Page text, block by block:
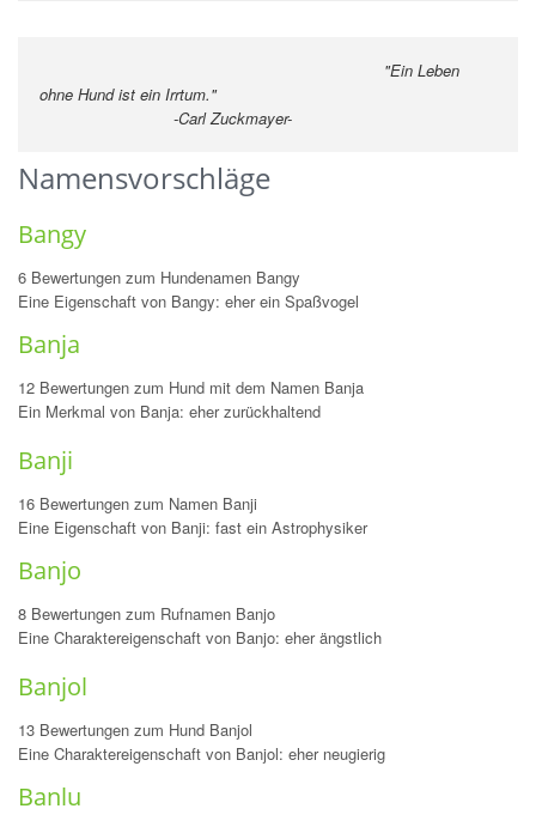
"Ein Leben
ohne Hund ist ein Irrtum."
-Carl Zuckmayer-
Namensvorschläge
Bangy
6 Bewertungen zum Hundenamen Bangy
Eine Eigenschaft von Bangy: eher ein Spaßvogel
Banja
12 Bewertungen zum Hund mit dem Namen Banja
Ein Merkmal von Banja: eher zurückhaltend
Banji
16 Bewertungen zum Namen Banji
Eine Eigenschaft von Banji: fast ein Astrophysiker
Banjo
8 Bewertungen zum Rufnamen Banjo
Eine Charaktereigenschaft von Banjo: eher ängstlich
Banjol
13 Bewertungen zum Hund Banjol
Eine Charaktereigenschaft von Banjol: eher neugierig
Banlu